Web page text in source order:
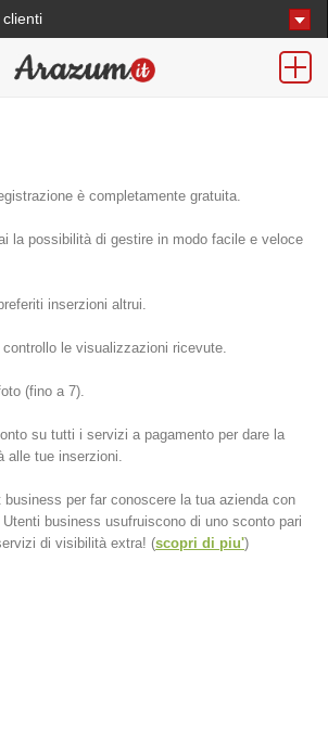
è completamente gratuita.
la possibilità di gestire in modo facile e veloce
inserzioni altrui.
le visualizzazioni ricevute.
(fino a 7).
su tutti i servizi a pagamento per dare la
alle tue inserzioni.
per far conoscere la tua azienda con
business usufruiscono di uno sconto pari
di visibilità extra! (scopri di piu')